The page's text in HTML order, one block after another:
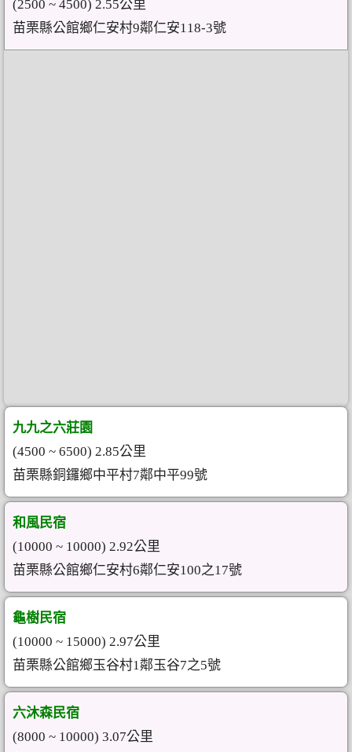
(2500 ~ 4500) 2.55公里
苗栗縣公館鄉仁安村9鄰仁安118-3號
九九之六莊園
(4500 ~ 6500) 2.85公里
苗栗縣銅鑼鄉中平村7鄰中平99號
和風民宿
(10000 ~ 10000) 2.92公里
苗栗縣公館鄉仁安村6鄰仁安100之17號
龜樹民宿
(10000 ~ 15000) 2.97公里
苗栗縣公館鄉玉谷村1鄰玉谷7之5號
六沐森民宿
(8000 ~ 10000) 3.07公里